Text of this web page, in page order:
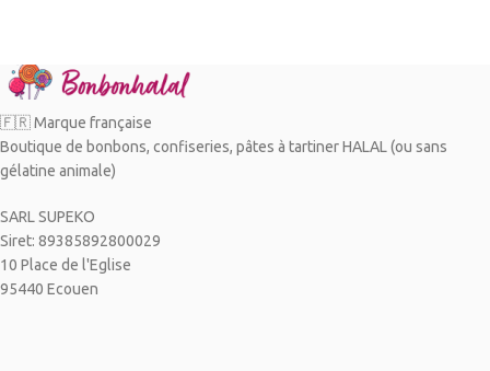
🇫🇷 Marque française
Boutique de bonbons, confiseries, pâtes à tartiner HALAL (ou sans
gélatine animale)
SARL SUPEKO
Siret: 89385892800029
10 Place de l'Eglise
95440 Ecouen